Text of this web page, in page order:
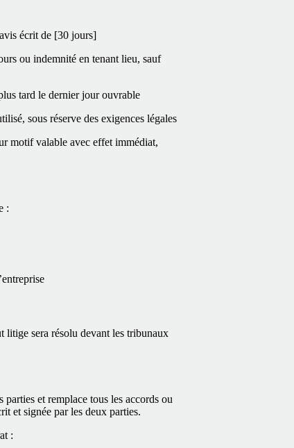
écrit de [30 jours]
ou indemnité en tenant lieu, sauf
tard le dernier jour ouvrable
sous réserve des exigences légales
motif valable avec effet immédiat,
:
litige sera résolu devant les tribunaux
et remplace tous les accords ou
et signée par les deux parties.
: